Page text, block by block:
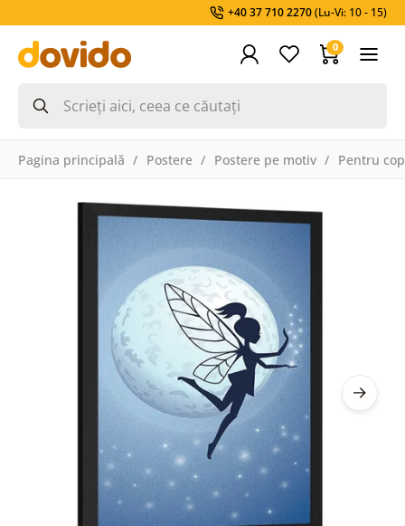
+40 37 710 2270(Lu-Vi: 10 - 15)
0
Pagina principală Postere Postere pe motiv Pentru